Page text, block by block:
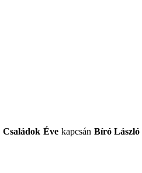
Családok Évekapcsán Bíró László